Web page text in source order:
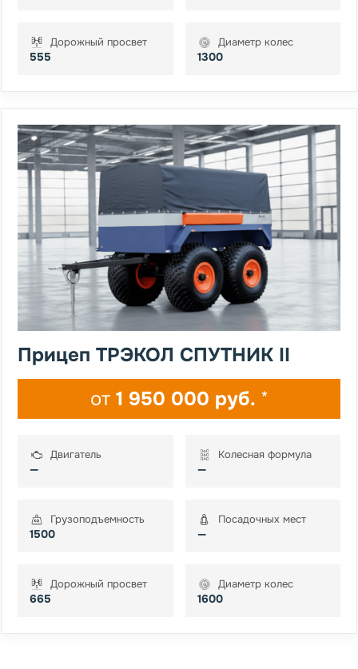
Дорожный просвет
555
Диаметр колес
1300
Прицеп ТРЭКОЛ СПУТНИК II
от 1 950 000 руб. *
Двигатель
—
Колесная формула
—
Грузоподъемность
1500
Посадочных мест
—
Дорожный просвет
665
Диаметр колес
1600